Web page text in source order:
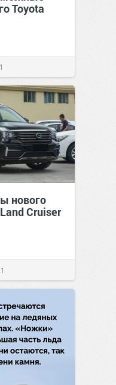
Toyota
нового
Cruiser